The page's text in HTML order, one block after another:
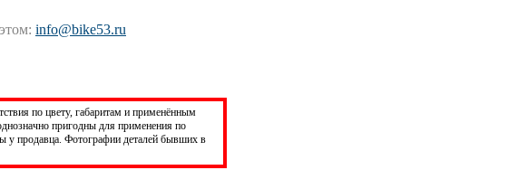
info@bike53.ru
по цвету, габаритам и применённым
пригодны для применения по
продавца. Фотографии деталей бывших в